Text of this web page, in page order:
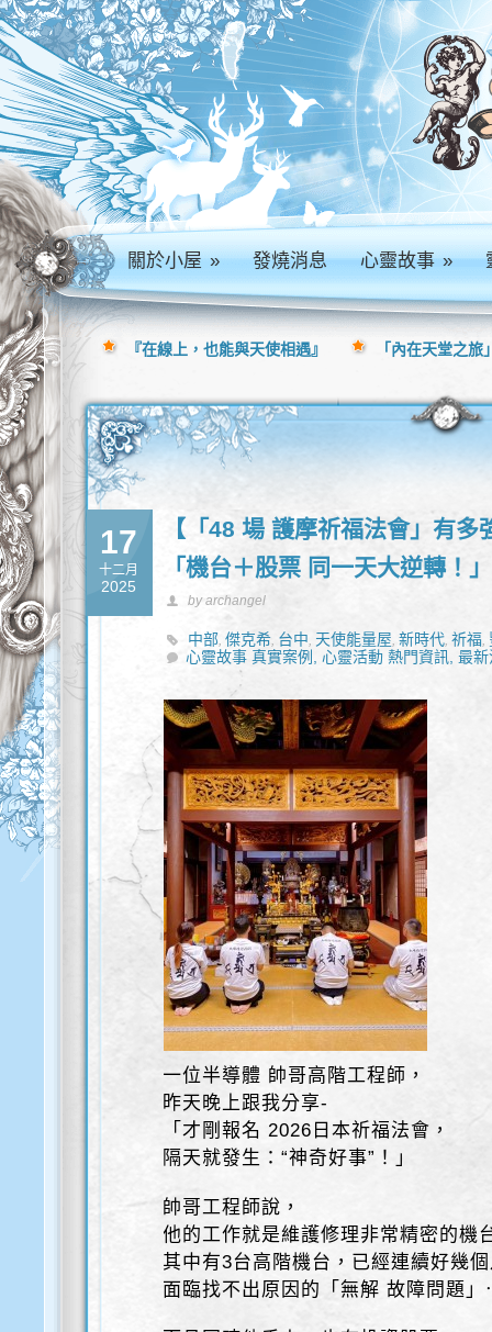
關於小屋» 發燒消息 心靈故事»
17
十二月
2025
【「48 場 護摩祈福法會」有
「機台＋股票 同一天大逆轉！
by archangel
中部,傑克希, 台中, 天使能量屋,新時代,祈福,
心靈故事 真實案例,心靈活動 熱門資訊,最
一位半導體 帥哥高階工程師，
昨天晚上跟我分享-
「才剛報名 2026日本祈福法會，
隔天就發生：“神奇好事”！」
帥哥工程師說，
他的工作就是維護修理非常精密的機
其中有3台高階機台，已經連續好幾
面臨找不出原因的「無解 故障問題
『在線上，也能與天使相遇』 「內在天堂之